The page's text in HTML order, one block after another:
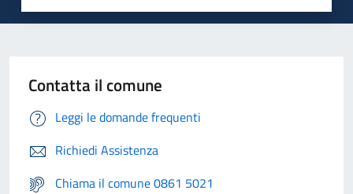
Contatta il comune
Leggi le domande frequenti
Richiedi Assistenza
Chiama il comune 0861 5021